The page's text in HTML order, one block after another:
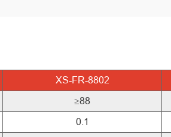
XS-FR-8802
≥88
0.1